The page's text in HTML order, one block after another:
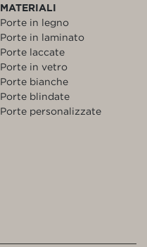
MATERIALI
Porte in legno
Porte in laminato
Porte laccate
Porte in vetro
Porte bianche
Porte blindate
Porte personalizzate